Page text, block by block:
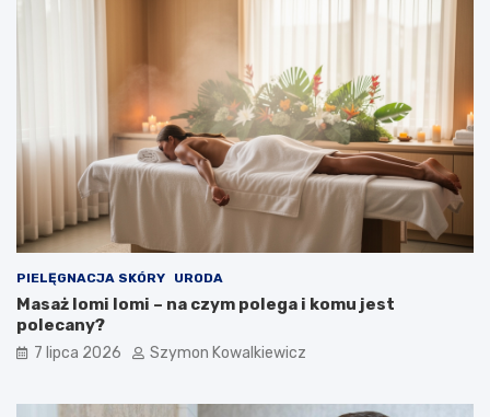
PIELĘGNACJA SKÓRY URODA
Masaż lomi lomi – na czym polega i komu jest
polecany?
7 lipca 2026 Szymon Kowalkiewicz